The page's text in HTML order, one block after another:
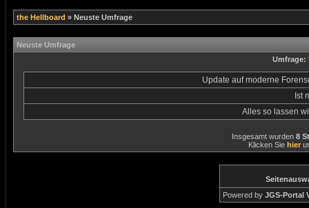
the Hellboard » Neuste Umfrage
Neuste Umfrage
Umfrage:
Update auf moderne
Ist
Alles so lassen
Insgesamt wurden 8
Klicken Sie hier
Powered by JGS-Portal